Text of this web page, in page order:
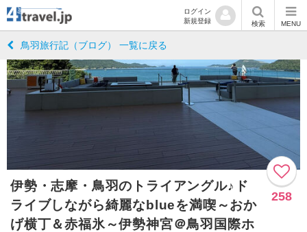
ログイン
新規登録
検索 MENU
鳥羽旅行記（ブログ） 一覧に戻る
伊勢・志摩・鳥羽のトライアングル♪ド
ライブしながら綺麗なblueを満喫～おか
げ横丁＆赤福氷～伊勢神宮＠鳥羽国際ホ
258